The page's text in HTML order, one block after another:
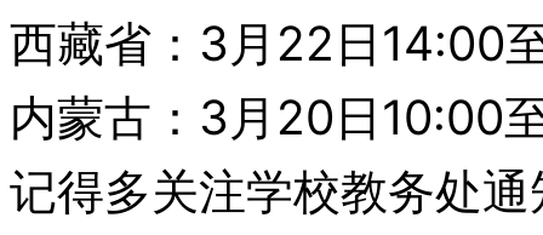
西藏省：3月22日14:00
内蒙古：3月20日10:00
记得多关注学校教务处通